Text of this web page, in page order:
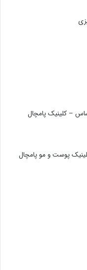
– کلینیک پامچال
پوست و مو پامچال